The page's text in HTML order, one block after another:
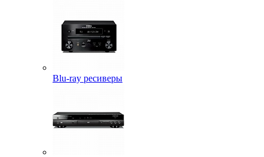
Blu-ray ресиверы